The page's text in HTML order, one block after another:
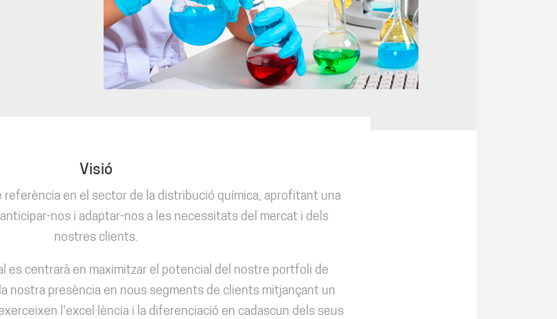
Visió
referència en el sector de la distribució química, aprofitant una
nos i adaptar-nos a les necessitats del mercat i dels
nostres clients.
es centrarà en maximitzar el potencial del nostre portfoli de
nostra presència en nous segments de clients mitjançant un
l'excel·lència i la diferenciació en cadascun dels seus